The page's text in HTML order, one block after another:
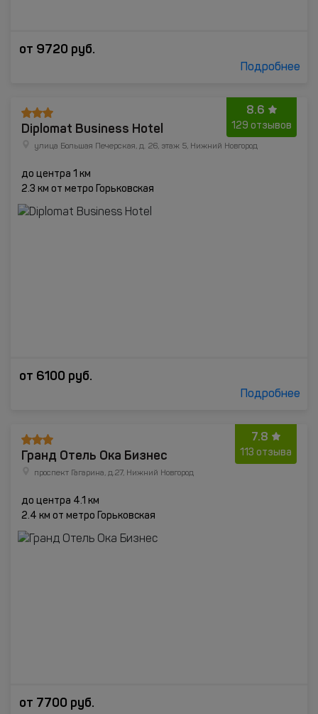
от 9720 руб.
Подробнее
8.6
129 отзывов
Diplomat Business Hotel
улица Большая Печерская, д. 26, этаж 5, Нижний Новгород
до центра 1 км
2.3 км от метро Горьковская
от 6100 руб.
Подробнее
7.8
113 отзыва
Гранд Отель Ока Бизнес
проспект Гагарина, д.27, Нижний Новгород
до центра 4.1 км
2.4 км от метро Горьковская
от 7700 руб.